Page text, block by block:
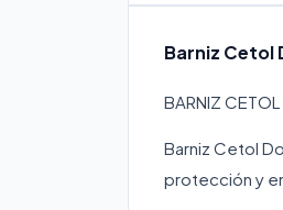
Barniz Cetol
BARNIZ CETOL
Barniz Cetol
protección y